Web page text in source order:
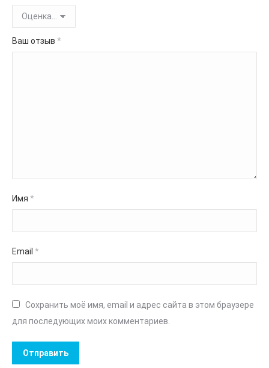
Ваш отзыв *
Имя *
Email *
Сохранить моё имя, email и адрес сайта в этом браузере
для последующих моих комментариев.